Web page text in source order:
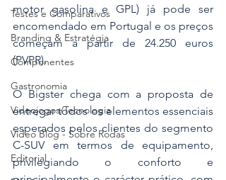
Testes e Comparativos
Branding & Estratégia
Componentes
Gastronomia
Videojogos/Tecnologia
Vídeo Blog - Sobre Rodas
Editorial
motor gasolina e GPL) já pode ser
encomendado em Portugal e os preços
começam a partir de 24.250 euros
(PVPR).
O Bigster chega com a proposta de
entregar todos os elementos essenciais
esperados pelos clientes do segmento
C-SUV em termos de equipamento,
privilegiando o conforto e